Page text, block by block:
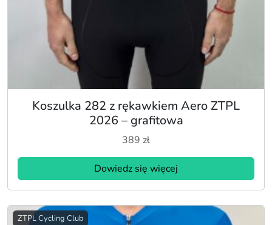
Koszulka 282 z rękawkiem Aero ZTPL
2026 – grafitowa
389 zł
Dowiedz się więcej
ZTPL Cycling Club